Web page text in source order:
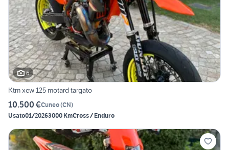
6
Ktm xcw 125 motard targato
10.500 €Cuneo(CN)
Usato01/20263000 KmCross / Enduro